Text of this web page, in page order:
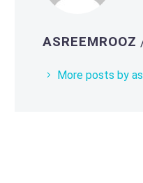
ASREEMROOZ
More posts by